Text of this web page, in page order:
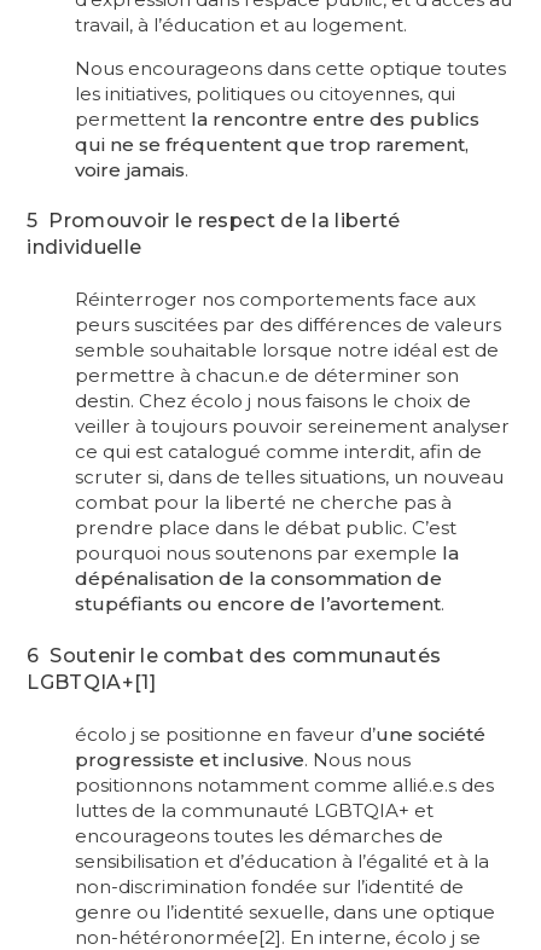
travail, à l’éducation et au logement.
Nous encourageons dans cette optique toutes
les initiatives, politiques ou citoyennes, qui
permettent la rencontre entre des publics
qui ne se fréquentent que trop rarement,
voire jamais.
5 Promouvoir le respect de la liberté
individuelle
Réinterroger nos comportements face aux
peurs suscitées par des différences de valeurs
semble souhaitable lorsque notre idéal est de
permettre à chacun.e de déterminer son
destin. Chez écolo j nous faisons le choix de
veiller à toujours pouvoir sereinement analyser
ce qui est catalogué comme interdit, afin de
scruter si, dans de telles situations, un nouveau
combat pour la liberté ne cherche pas à
prendre place dans le débat public. C’est
pourquoi nous soutenons par exemple la
dépénalisation de la consommation de
stupéfiants ou encore de l’avortement.
6 Soutenir le combat des communautés
LGBTQIA+[1]
écolo j se positionne en faveur d’une société
progressiste et inclusive. Nous nous
positionnons notamment comme allié.e.s des
luttes de la communauté LGBTQIA+ et
encourageons toutes les démarches de
sensibilisation et d’éducation à l’égalité et à la
non-discrimination fondée sur l’identité de
genre ou l’identité sexuelle, dans une optique
non-hétéronormée[2]. En interne, écolo j se